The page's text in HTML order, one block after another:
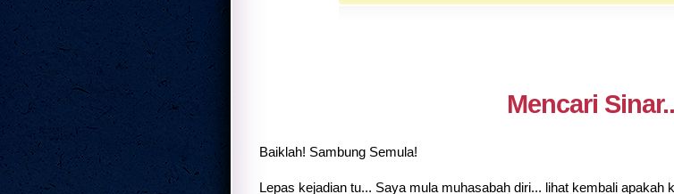
Mencari
Baiklah! Sambung Semula!
Lepas kejadian tu... Saya mula muhasabah diri... lihat kembali apakah